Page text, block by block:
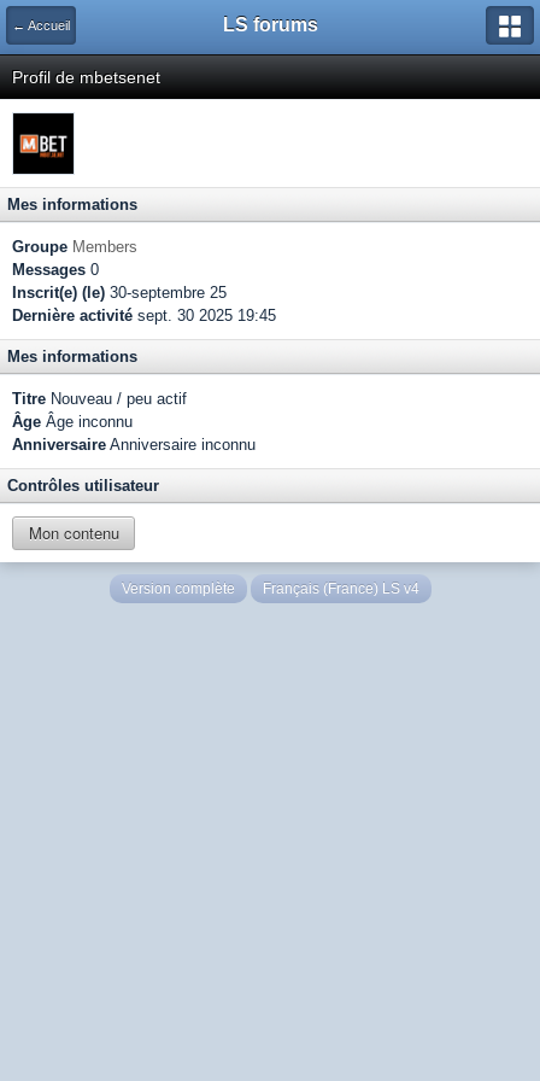
← Accueil LS forums
Profil de mbetsenet
Mes informations
Groupe Members
Messages 0
Inscrit(e) (le) 30-septembre 25
Dernière activité sept. 30 2025 19:45
Mes informations
Titre Nouveau / peu actif
Âge Âge inconnu
Anniversaire Anniversaire inconnu
Contrôles utilisateur
Mon contenu
Version complète Français (France) LS v4